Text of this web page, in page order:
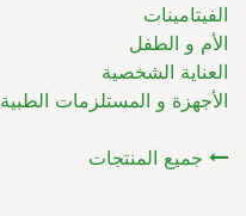
الفيتامينات
الأم و الطفل
العناية الشخصية
الأجهزة و المستلزمات الطبية
جميع المنتجات